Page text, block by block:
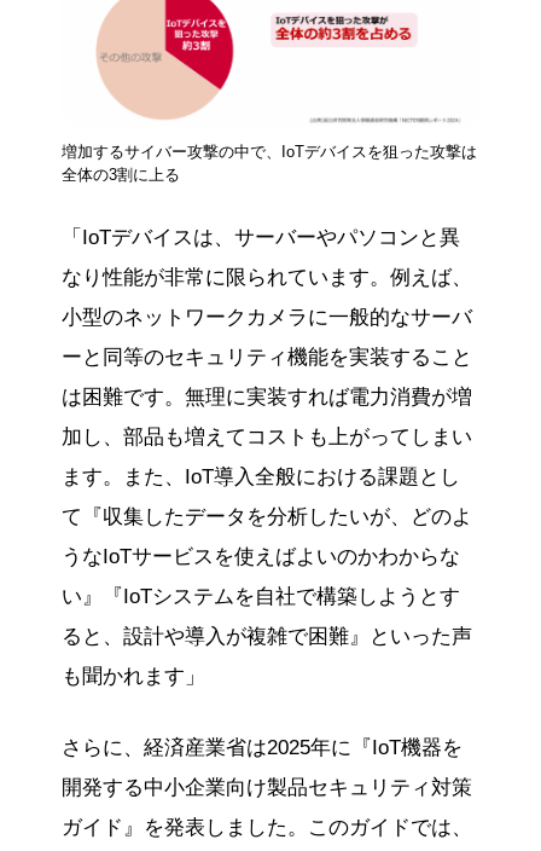
増加するサイバー攻撃の中で、IoTデバイスを狙った攻撃は
全体の3割に上る
「IoTデバイスは、サーバーやパソコンと異
なり性能が非常に限られています。例えば、
小型のネットワークカメラに一般的なサーバ
ーと同等のセキュリティ機能を実装すること
は困難です。無理に実装すれば電力消費が増
加し、部品も増えてコストも上がってしまい
ます。また、IoT導入全般における課題とし
て『収集したデータを分析したいが、どのよ
うなIoTサービスを使えばよいのかわからな
い』『IoTシステムを自社で構築しようとす
ると、設計や導入が複雑で困難』といった声
も聞かれます」
さらに、経済産業省は2025年に『IoT機器を
開発する中小企業向け製品セキュリティ対策
ガイド』を発表しました。このガイドでは、